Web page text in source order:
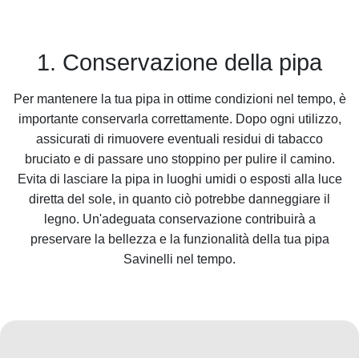
1. Conservazione della pipa
Per mantenere la tua pipa in ottime condizioni nel tempo, è
importante conservarla correttamente. Dopo ogni utilizzo,
assicurati di rimuovere eventuali residui di tabacco
bruciato e di passare uno stoppino per pulire il camino.
Evita di lasciare la pipa in luoghi umidi o esposti alla luce
diretta del sole, in quanto ciò potrebbe danneggiare il
legno. Un'adeguata conservazione contribuirà a
preservare la bellezza e la funzionalità della tua pipa
Savinelli nel tempo.